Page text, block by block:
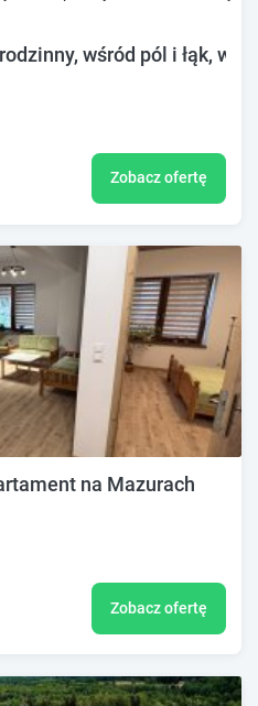
wśród pól i łąk, w
Zobacz ofertę
na Mazurach
Zobacz ofertę